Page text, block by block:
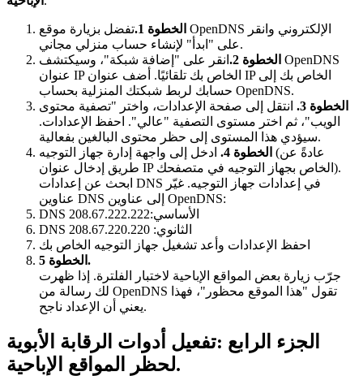
الخطوة 1.
تفضل بزيارة موقع OpenDNS الإلكتروني وانقر
على "ابدأ" لإنشاء حساب منزلي مجاني.
الخطوة 2.
انقر على "إضافة شبكة"، وسيكتشف OpenDNS
عنوان IP الخاص بك تلقائيًا. أضف عنوان IP الخاص بك إلى
حسابك لربط شبكتك المنزلية بحساب OpenDNS.
الخطوة 3.
انتقل إلى صفحة الإعدادات، واختر "تصفية محتوى
الويب"، ثم اختر مستوى التصفية "عالي". احفظ الإعدادات.
سيؤدي هذا المستوى إلى حظر محتوى البالغين بفعالية.
الخطوة 4.
ادخل إلى واجهة إدارة جهاز التوجيه (عادةً عن
طريق إدخال عنوان IP الخاص بجهاز التوجيه في متصفحك).
ابحث عن إعدادات DNS في إعدادات جهاز التوجيه. غيّر
عناوين DNS إلى عناوين OpenDNS:
DNS الأساسي:208.67.222.222
DNS الثانوي: 208.67.220.220
احفظ الإعدادات وأعد تشغيل جهاز التوجيه الخاص بك
الخطوة 5.
جرّب زيارة بعض المواقع الإباحية لاختبار الفلترة. إذا ظهرت
لك رسالة من OpenDNS تقول "هذا الموقع محظور"، فهذا
يعني أن الإعداد ناجح.
الجزء الرابع :تفعيل أدوات الرقابة الأبوية
لحظر المواقع الإباحية.